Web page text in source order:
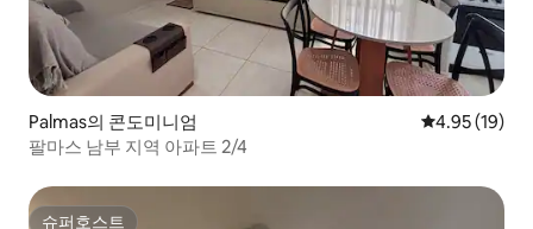
Palmas의 콘도미니엄 평점 4.95점
4.95 (19)
팔마스 남부 지역 아파트 2/4
슈퍼호스트